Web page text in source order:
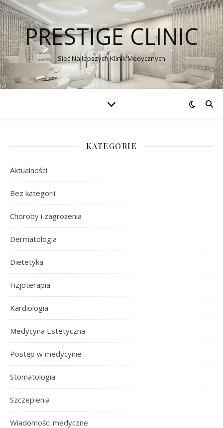
PRESTIGE CLINIC
Sieć Najlepszych Klinik Medycznych
KATEGORIE
Aktualności
Bez kategorii
Choroby i zagrożenia
Dermatologia
Dietetyka
Fizjoterapia
Kardiologia
Medycyna Estetyczna
Postęp w medycynie
Stomatologia
Szczepienia
Wiadomości medyczne